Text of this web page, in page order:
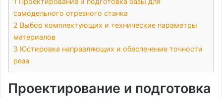
самодельного отрезного станка
2 Выбор комплектующих и технические параметры
материалов
3 Юстировка направляющих и обеспечение точности
реза
Проектирование и подготовка